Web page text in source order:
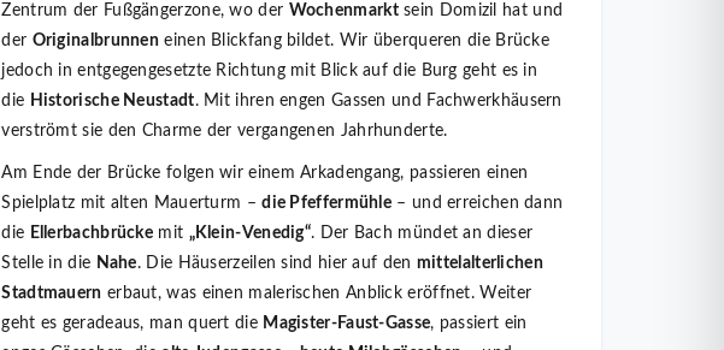
Zentrum der Fußgängerzone, wo der Wochenmarktsein Domizil hat und
der Originalbrunnen einen Blickfang bildet. Wir überqueren die Brücke
jedoch in entgegengesetzte Richtung mit Blick auf die Burg geht es in
die Historische Neustadt. Mit ihren engen Gassen und Fachwerkhäusern
verströmt sie den Charme der vergangenen Jahrhunderte.
Am Ende der Brücke folgen wir einem Arkadengang, passieren einen
Spielplatz mit alten Mauerturm –die Pfeffermühle – und erreichen dann
die Ellerbachbrücke mit „Klein-Venedig“. Der Bach mündet an dieser
Stelle in die Nahe. Die Häuserzeilen sind hier auf den mittelalterlichen
Stadtmauern erbaut, was einen malerischen Anblick eröffnet. Weiter
geht es geradeaus, man quert die Magister-Faust-Gasse, passiert ein